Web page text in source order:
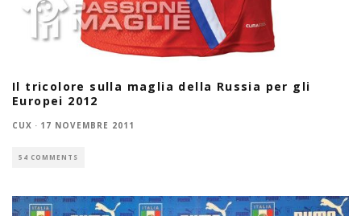
Il tricolore sulla maglia della Russia per gli
Europei 2012
CUX · 17 NOVEMBRE 2011
54 COMMENTS